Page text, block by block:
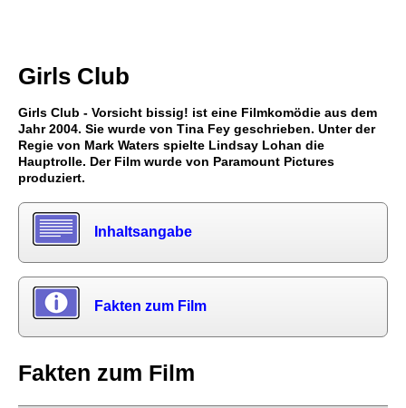
Girls Club
Girls Club - Vorsicht bissig! ist eine Filmkomödie aus dem
Jahr 2004. Sie wurde von Tina Fey geschrieben. Unter der
Regie von Mark Waters spielte Lindsay Lohan die
Hauptrolle. Der Film wurde von Paramount Pictures
produziert.
Inhaltsangabe
Fakten zum Film
Fakten zum Film